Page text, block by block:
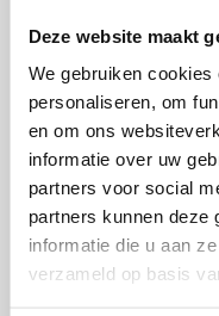
Deze website maakt
We gebruiken
personaliseren, om
en om ons
informatie over uw
partners voor social
partners kunnen deze
informatie die u aan
verzameld op basis
Inhoud: 300 ml –
Houdt warme
dranken tot 8 uur
Dubbelwandige
Uitneembaar
kruiden of